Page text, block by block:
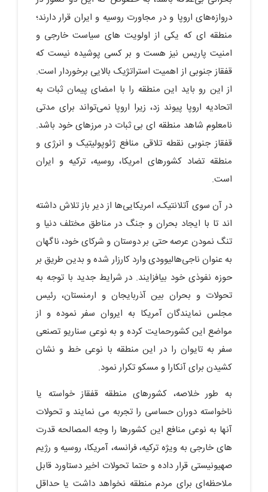
دروازه‌های اروپا و در مجاورت روسیه و ایران قرار دارند؛
منطقه ای که یکی از اولویت های سیاست خارجی و
امنیت پاریس نیز هست و بر کسی پوشیده نیست که
قفقاز جنوبی از اهمیت استراتژیک بالایی برخوردار است.
از این رو باید این منطقه را با امضای پیمان ثبات به
اتحادیه اروپا پیوند زد، زیرا اروپا نمی‌تواند برای مدتی
نامعلوم شاهد منطقه ای بی ثبات در مرزهای خود باشد.
قفقاز جنوبی نقطه تلاقی منافع ژئوپولیتیک و انرژی و
منطقه تضاد کشورهای امریکا، روسیه، ترکیه و ایران
است.
در آن سوی آتلانتیک، امریکایی‌ها از دیر باز تلاش داشته
اند تا با ایجاد بحران و جنگ در مناطق مختلف دنیا و
تنگ نمودن عرصه حتی بر دوستان و شرکای خود، ناگهان
به عنوان ناجی‌هالیوودی وارد کارزار شده و بدین طریق بر
حوزه نفوذی خود بیافزایند. در شرایط جدید با توجه به
تحولات و بحران بین آذربایجان و ارمنستان، رئیس
مجلس نمایندگان آمریکا به ایروان سفر نموده و از
مواضع این کشورحمایت کرده و به نوعی سناریو تصنعی
سفر به تایوان را در این منطقه با نوعی خط و نشان
کشیدن برای آنکارا و مسکو تکرار نمود.
به طور خلاصه، کشورهای منطقه قفقاز خواسته یا
ناخواسته دوران حساسی را تجربه می نمایند و تحولات
آنها به نوعی منافع این کشورها را وجه المصالحه قدرت
های خارجی به ویژه ترکیه، فرانسه، آمریکا، روسیه و رژیم
صهیونیستی قرار داده و حتما تحولات اخیر دستاورد قابل
ملاحظه‌ای برای مردم منطقه نخواهد داشت یا حداقل